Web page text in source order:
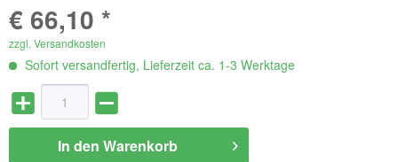
€ 66,10 *
zzgl. Versandkosten
Sofort versandfertig, Lieferzeit ca. 1-3 Werktage
In den Warenkorb